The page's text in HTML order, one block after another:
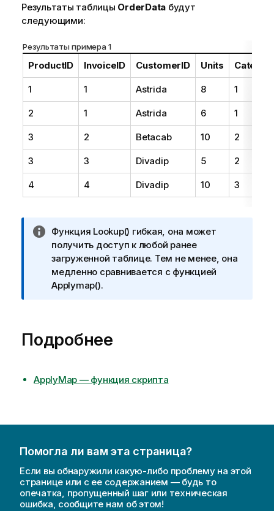
Результаты таблицы OrderData будут
следующими:
Результаты примера 1
ProductID InvoiceID CustomerID Units
1 1 Astrida 8 1
2 1 Astrida 6 1
3 2 Betacab 10 2
3 3 Divadip 5 2
4 4 Divadip 10 3
П
р
и
м
е
и
е
и
м
ц
и
и
Функция Lookup() гибкая, она может
получить доступ к любой ранее
загруженной таблице. Тем не менее, она
медленно сравнивается с функцией
Applymap().
Подробнее
ApplyMap — функция скрипта
Помогла ли вам эта страница?
Если вы обнаружили какую-либо проблему на этой
странице или с ее содержанием — будь то
опечатка, пропущенный шаг или техническая
ошибка, сообщите нам об этом!